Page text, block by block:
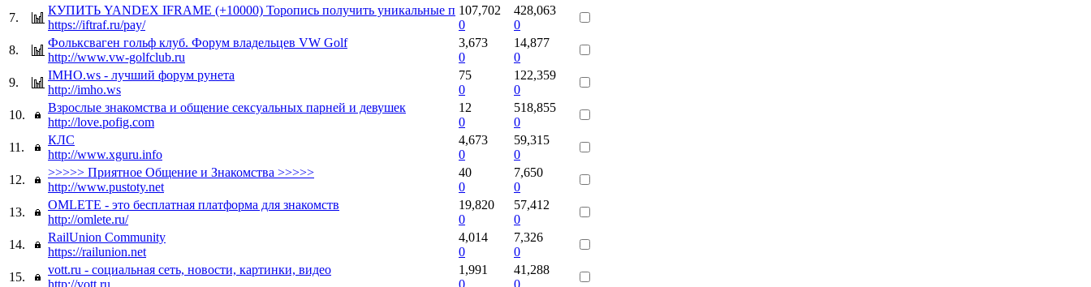
7.
КУПИТЬ YANDEX IFRAME (+10000) Торопись получить уникальные п
https://iftraf.ru/pay/
107,702
0
428,063
0
8.
Фольксваген гольф клуб. Форум владельцев VW Golf
http://www.vw-golfclub.ru
3,673
0
14,877
0
9.
IMHO.ws - лучший форум рунета
http://imho.ws
75
0
122,359
0
10.
Взрослые знакомства и общение сексуальных парней и девушек
http://love.pofig.com
12
0
518,855
0
11.
КЛС
http://www.xguru.info
4,673
0
59,315
0
12.
>>>>> Приятное Общение и Знакомства >>>>>
http://www.pustoty.net
40
0
7,650
0
13.
OMLETE - это бесплатная платформа для знакомств
http://omlete.ru/
19,820
0
57,412
0
14.
RailUnion Community
https://railunion.net
4,014
0
7,326
0
15.
vott.ru - социальная сеть, новости, картинки, видео
http://vott.ru
1,991
0
41,288
0